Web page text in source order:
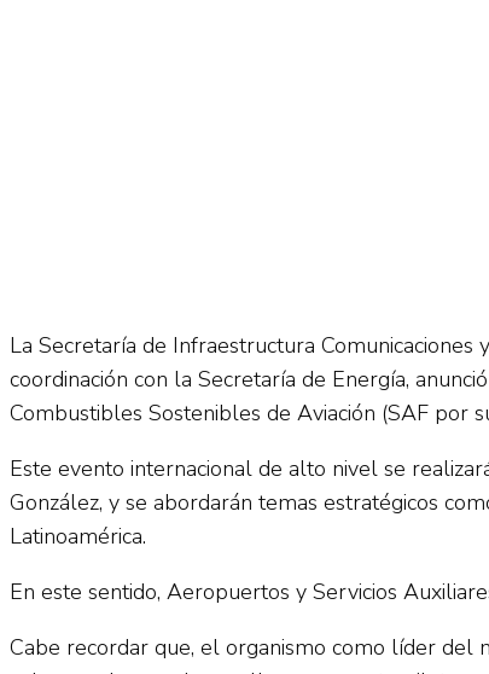
Fuerza Aérea
No Result
La Secretaría de Infraestructura
coordinación con la Secretaría de Energía,
Combustibles Sostenibles de Aviación (SAF por
Este evento internacional de alto nivel se
González, y se abordarán temas estratégicos
Latinoamérica.
En este sentido, Aeropuertos y Servicios
Cabe recordar que, el organismo como líder del